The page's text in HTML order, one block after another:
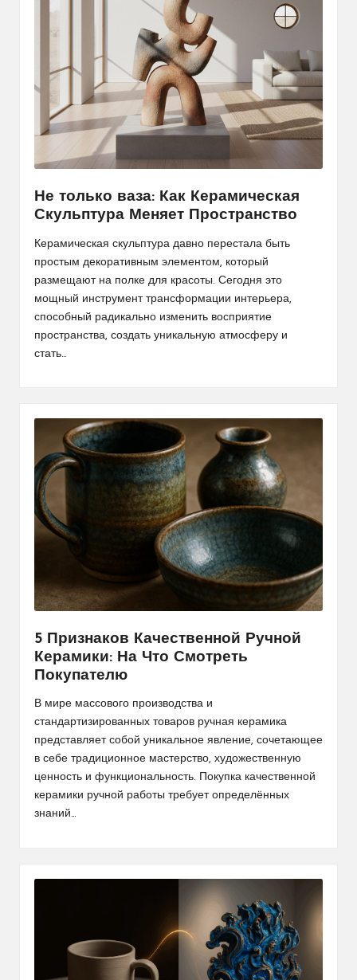
Не только ваза: Как Керамическая
Скульптура Меняет Пространство
Керамическая скульптура давно перестала быть
простым декоративным элементом, который
размещают на полке для красоты. Сегодня это
мощный инструмент трансформации интерьера,
способный радикально изменить восприятие
пространства, создать уникальную атмосферу и
стать…
5 Признаков Качественной Ручной
Керамики: На Что Смотреть
Покупателю
В мире массового производства и
стандартизированных товаров ручная керамика
представляет собой уникальное явление, сочетающее
в себе традиционное мастерство, художественную
ценность и функциональность. Покупка качественной
керамики ручной работы требует определённых
знаний…